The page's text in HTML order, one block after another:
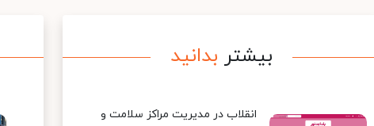
بیشتر بدانید
انقلاب در مدیریت مراکز سلامت و